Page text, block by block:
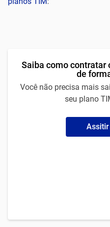
Saiba como contratar
de
Você não precisa mais
seu plano